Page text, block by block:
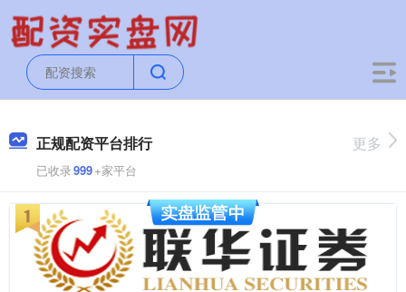
正规配资平台排行
已收录999+家平台
更多